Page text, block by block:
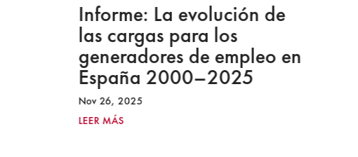
Informe: La evolución de
las cargas para los
generadores de empleo en
España 2000–2025
Nov 26, 2025
LEER MÁS